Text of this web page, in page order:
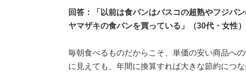
回答：「以前は食パンはパスコの超熟やフジパ
ヤマザキの食パンを買っている」（30代・女性）
毎朝食べるものだからこそ、単価の安い商品へ
に見えても、年間に換算すれば大きな節約につな